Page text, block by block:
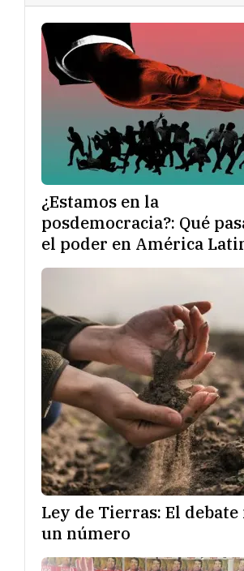
¿Estamos en la
posdemocracia?: Qué
el poder en América
Ley de Tierras: El debate
un número